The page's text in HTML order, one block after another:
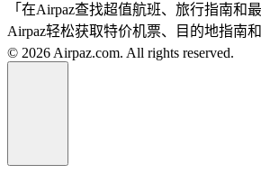
「在Airpaz查找超值航班、旅行指南和
Airpaz轻松获取特价机票、目的地指南
© 2026 Airpaz.com. All rights reserved.